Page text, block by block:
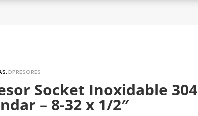
OPRESORES
Socket Inoxidable 304
– 8-32 x 1/2″